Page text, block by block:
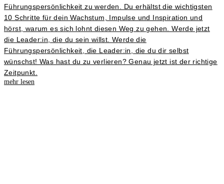
Führungspersönlichkeit zu werden. Du erhältst die wichtigsten
10 Schritte für dein Wachstum, Impulse und Inspiration und
hörst, warum es sich lohnt diesen Weg zu gehen. Werde jetzt
die Leader:in, die du sein willst. Werde die
Führungspersönlichkeit, die Leader:in, die du dir selbst
wünschst! Was hast du zu verlieren? Genau jetzt ist der richtige
Zeitpunkt.
mehr lesen